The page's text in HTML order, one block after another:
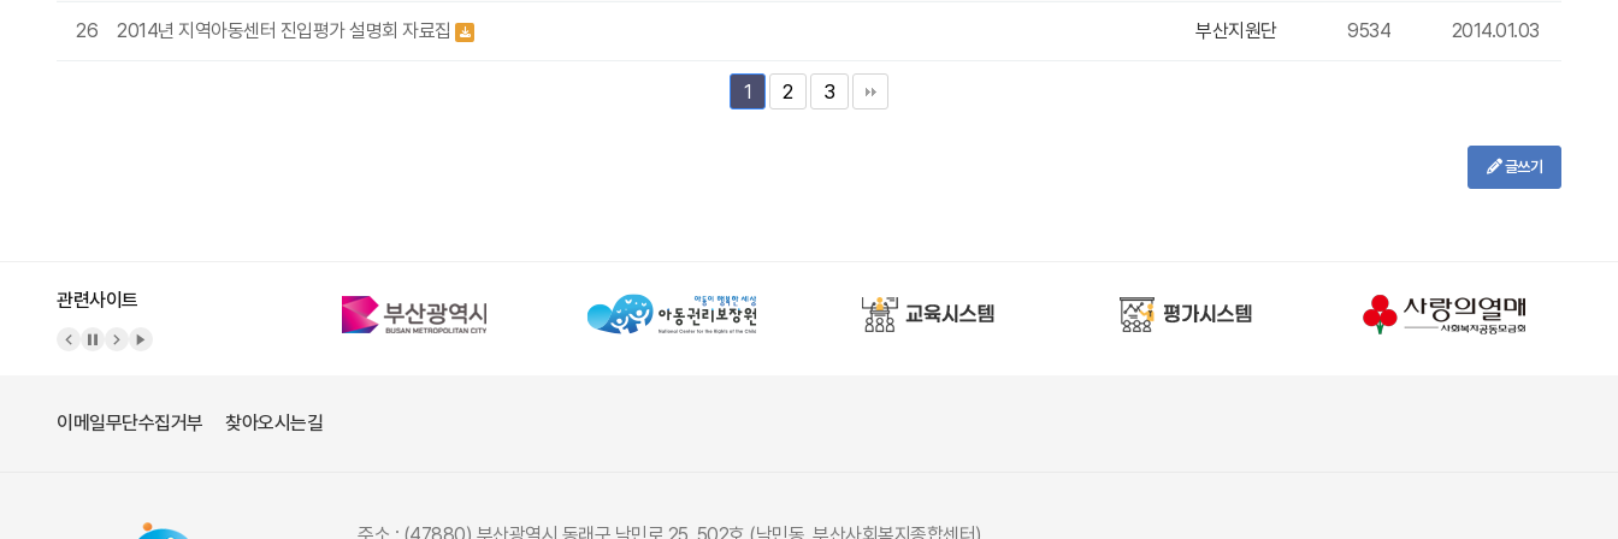
26 2014년 지역아동센터 진입평가 설명회 자료집 부산지원단 9534 2014.01.03
1 2 3
글쓰기
관련사이트
이메일무단수집거부 찾아오시는길